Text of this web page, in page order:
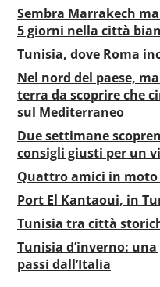
informazioni sul modo in
nostri partner che si
pubblicità e social
con altre informazioni che
raccolto dal tuo utilizzo
Sembra Marrakech
5 giorni nella città
Tunisia, dove Roma
Nel nord del paese,
terra da scoprire che
sul Mediterraneo
Due settimane
consigli giusti per un
Quattro amici in moto
Port El Kantaoui, in
Tunisia tra città
Tunisia d’inverno:
passi dall’Italia